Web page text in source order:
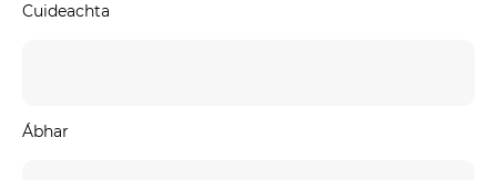
Cuideachta
Ábhar